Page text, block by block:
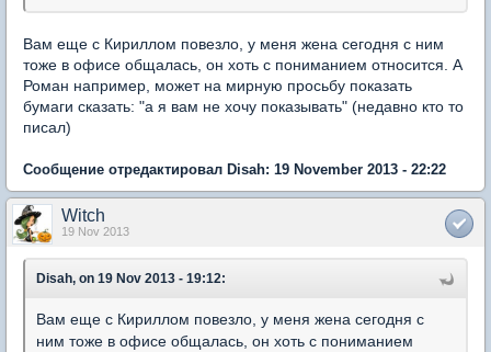
Вам еще с Кириллом повезло, у меня жена сегодня с ним
тоже в офисе общалась, он хоть с пониманием относится. А
Роман например, может на мирную просьбу показать
бумаги сказать: "а я вам не хочу показывать" (недавно кто то
писал)
Сообщение отредактировал Disah: 19 November 2013 - 22:22
Witch
19 Nov 2013
Disah, on 19 Nov 2013 - 19:12:
Вам еще с Кириллом повезло, у меня жена сегодня с
ним тоже в офисе общалась, он хоть с пониманием